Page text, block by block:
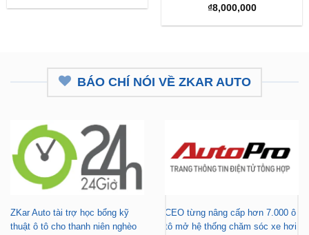
ZKar Auto tài trợ học bổng kỹ
thuật ô tô cho thanh niên nghèo
CEO từng nâng cấp hơn 7.000 ô